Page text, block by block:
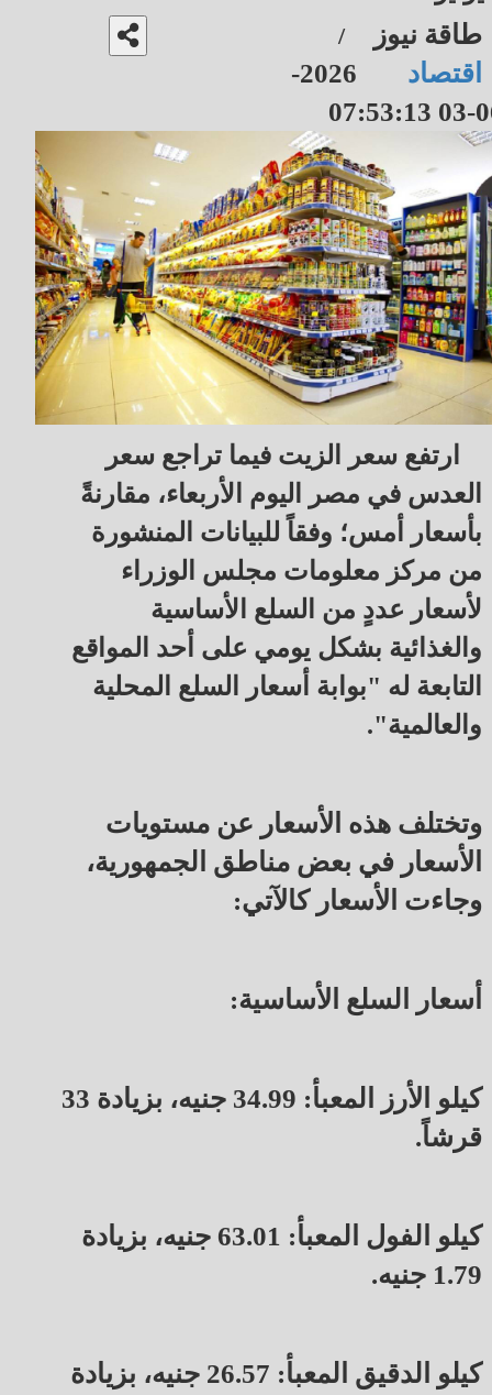
طاقة نيوز /
اقتصاد
2026-
06-03
ارتفع سعر الزيت فيما تراجع سعر
العدس في مصر اليوم الأربعاء، مقارنةً
بأسعار أمس؛ وفقاً للبيانات المنشورة
من مركز معلومات مجلس الوزراء
لأسعار عددٍ من السلع الأساسية
والغذائية بشكل يومي على أحد المواقع
التابعة له "بوابة أسعار السلع المحلية
والعالمية".
وتختلف هذه الأسعار عن مستويات
الأسعار في بعض مناطق الجمهورية،
وجاءت الأسعار كالآتي:
أسعار السلع الأساسية:
كيلو الأرز المعبأ: 34.99 جنيه، بزيادة 33
قرشاً.
كيلو الفول المعبأ: 63.01 جنيه، بزيادة
1.79 جنيه.
كيلو الدقيق المعبأ: 26.57 جنيه، بزيادة